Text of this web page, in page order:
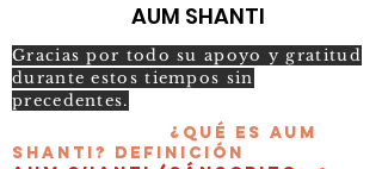
AUM SHANTI
Gracias por todo su apoyo y gratitud
durante estos tiempos sin
precedentes.
¿Qué es AUM
Shanti? Definición